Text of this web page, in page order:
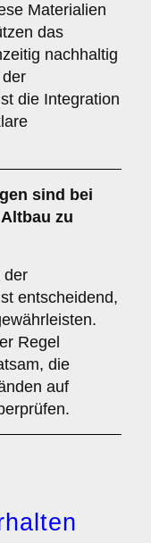
Materialien
das
nachhaltig
die Integration
sind bei
zu
der
entscheidend,
Regel
die
auf